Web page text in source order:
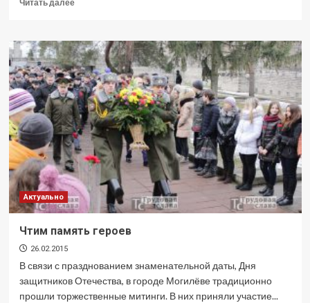
Читать далее
Бдительность
снижать
нельзя
Актуально
Чтим память героев
26.02.2015
В связи с празднованием знаменательной даты, Дня
защитников Отечества, в городе Могилёве традиционно
прошли торжественные митинги. В них приняли участие...